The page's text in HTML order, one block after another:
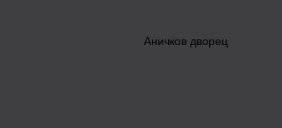
Аничков дворец